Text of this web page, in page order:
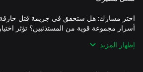
اختر مسارك: هل ستحقق في جريمة قتل
أسرار مجموعة قوية من المستذئبين؟ تؤثر
إظهار المزيد